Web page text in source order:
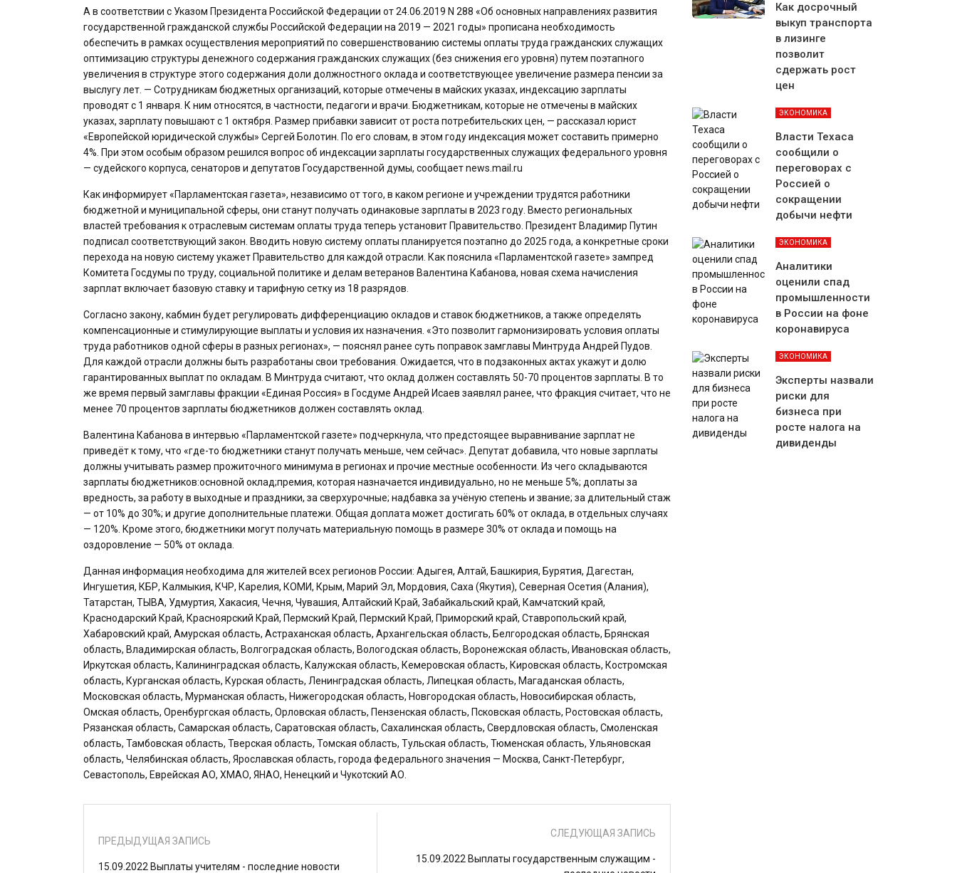
А в соответствии с Указом Президента Российской Федерации от 24.06.2019 N 288 «Об основных направлениях развития
государственной гражданской службы Российской Федерации на 2019 — 2021 годы» прописана необходимость
обеспечить в рамках осуществления мероприятий по совершенствованию системы оплаты труда гражданских служащих
оптимизацию структуры денежного содержания гражданских служащих (без снижения его уровня) путем поэтапного
увеличения в структуре этого содержания доли должностного оклада и соответствующее увеличение размера пенсии за
выслугу лет. — Сотрудникам бюджетных организаций, которые отмечены в майских указах, индексацию зарплаты
проводят с 1 января. К ним относятся, в частности, педагоги и врачи. Бюджетникам, которые не отмечены в майских
указах, зарплату повышают с 1 октября. Размер прибавки зависит от роста потребительских цен, — рассказал юрист
«Европейской юридической службы» Сергей Болотин. По его словам, в этом году индексация может составить примерно
4%. При этом особым образом решился вопрос об индексации зарплаты государственных служащих федерального уровня
— судейского корпуса, сенаторов и депутатов Государственной думы, сообщает news.mail.ru
Как информирует «Парламентская газета», независимо от того, в каком регионе и учреждении трудятся работники
бюджетной и муниципальной сферы, они станут получать одинаковые зарплаты в 2023 году. Вместо региональных
властей требования к отраслевым системам оплаты труда теперь установит Правительство. Президент Владимир Путин
подписал соответствующий закон. Вводить новую систему оплаты планируется поэтапно до 2025 года, а конкретные сроки
перехода на новую систему укажет Правительство для каждой отрасли. Как пояснила «Парламентской газете» зампред
Комитета Госдумы по труду, социальной политике и делам ветеранов Валентина Кабанова, новая схема начисления
зарплат включает базовую ставку и тарифную сетку из 18 разрядов.
Согласно закону, кабмин будет регулировать дифференциацию окладов и ставок бюджетников, а также определять
компенсационные и стимулирующие выплаты и условия их назначения. «Это позволит гармонизировать условия оплаты
труда работников одной сферы в разных регионах», — пояснял ранее суть поправок замглавы Минтруда Андрей Пудов.
Для каждой отрасли должны быть разработаны свои требования. Ожидается, что в подзаконных актах укажут и долю
гарантированных выплат по окладам. В Минтруда считают, что оклад должен составлять 50-70 процентов зарплаты. В то
же время первый замглавы фракции «Единая Россия» в Госдуме Андрей Исаев заявлял ранее, что фракция считает, что не
менее 70 процентов зарплаты бюджетников должен составлять оклад.
Валентина Кабанова в интервью «Парламентской газете» подчеркнула, что предстоящее выравнивание зарплат не
приведёт к тому, что «где-то бюджетники станут получать меньше, чем сейчас». Депутат добавила, что новые зарплаты
должны учитывать размер прожиточного минимума в регионах и прочие местные особенности. Из чего складываются
зарплаты бюджетников:основной оклад;премия, которая назначается индивидуально, но не меньше 5%; доплаты за
вредность, за работу в выходные и праздники, за сверхурочные; надбавка за учёную степень и звание; за длительный стаж
— от 10% до 30%; и другие дополнительные платежи. Общая доплата может достигать 60% от оклада, в отдельных случаях
— 120%. Кроме этого, бюджетники могут получать материальную помощь в размере 30% от оклада и помощь на
оздоровление — 50% от оклада.
Данная информация необходима для жителей всех регионов России: Адыгея, Алтай, Башкирия, Бурятия, Дагестан,
Ингушетия, КБР, Калмыкия, КЧР, Карелия, КОМИ, Крым, Марий Эл, Мордовия, Саха (Якутия), Северная Осетия (Алания),
Татарстан, ТЫВА, Удмуртия, Хакасия, Чечня, Чувашия, Алтайский Край, Забайкальский край, Камчатский край,
Краснодарский Край, Красноярский Край, Пермский Край, Пермский Край, Приморский край, Ставропольский край,
Хабаровский край, Амурская область, Астраханская область, Архангельская область, Белгородская область, Брянская
область, Владимирская область, Волгоградская область, Вологодская область, Воронежская область, Ивановская область,
Иркутская область, Калининградская область, Калужская область, Кемеровская область, Кировская область, Костромская
область, Курганская область, Курская область, Ленинградская область, Липецкая область, Магаданская область,
Московская область, Мурманская область, Нижегородская область, Новгородская область, Новосибирская область,
Омская область, Оренбургская область, Орловская область, Пензенская область, Псковская область, Ростовская область,
Рязанская область, Самарская область, Саратовская область, Сахалинская область, Свердловская область, Смоленская
область, Тамбовская область, Тверская область, Томская область, Тульская область, Тюменская область, Ульяновская
область, Челябинская область, Ярославская область, города федерального значения — Москва, Санкт-Петербург,
Севастополь, Еврейская АО, ХМАО, ЯНАО, Ненецкий и Чукотский АО.
ПРЕДЫДУЩАЯ ЗАПИСЬ
15.09.2022 Выплаты учителям - последние новости
СЛЕДУЮЩАЯ ЗАПИСЬ
15.09.2022 Выплаты государственным служащим -
Как досрочный
выкуп транспорта
в лизинге
позволит
сдержать рост
цен
ЭКОНОМИКА
Власти Техаса
сообщили о
переговорах с
Россией о
сокращении
добычи нефти
ЭКОНОМИКА
Аналитики
оценили спад
промышленности
в России на фоне
коронавируса
ЭКОНОМИКА
Эксперты назвали
риски для
бизнеса при
росте налога на
дивиденды